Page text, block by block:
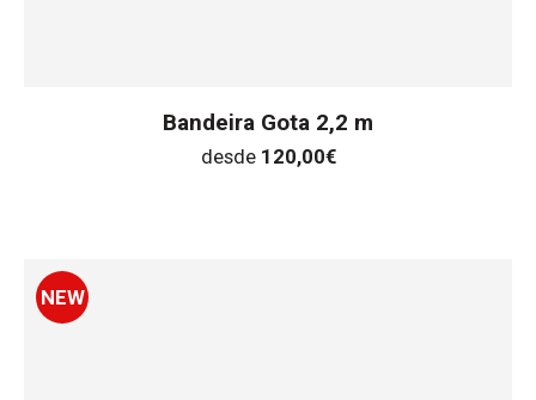
Bandeira Gota 2,2 m
desde 120,00€
NEW